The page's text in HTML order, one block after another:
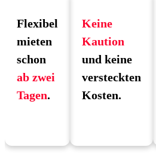
Flexibel
mieten
schon
ab zwei
Tagen.
Keine
Kaution
und keine
versteckten
Kosten.